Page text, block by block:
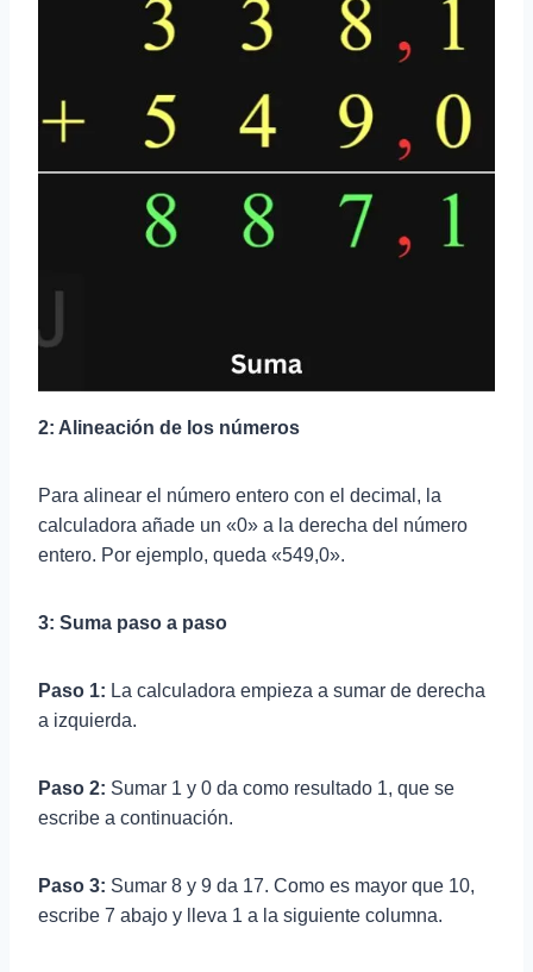
2: Alineación de los números
Para alinear el número entero con el decimal, la
calculadora añade un «0» a la derecha del número
entero. Por ejemplo, queda «549,0».
3: Suma paso a paso
Paso 1: La calculadora empieza a sumar de derecha
a izquierda.
Paso 2: Sumar 1 y 0 da como resultado 1, que se
escribe a continuación.
Paso 3: Sumar 8 y 9 da 17. Como es mayor que 10,
escribe 7 abajo y lleva 1 a la siguiente columna.